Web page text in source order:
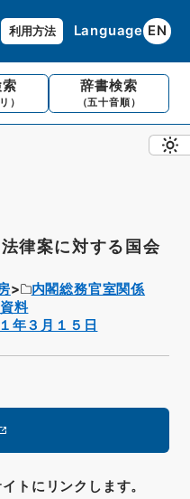
利用方法 Language EN
）
辞書検索
（五十音順）
律案に対する国会
内閣総務官室関係
料
年３月１５日
トにリンクします。